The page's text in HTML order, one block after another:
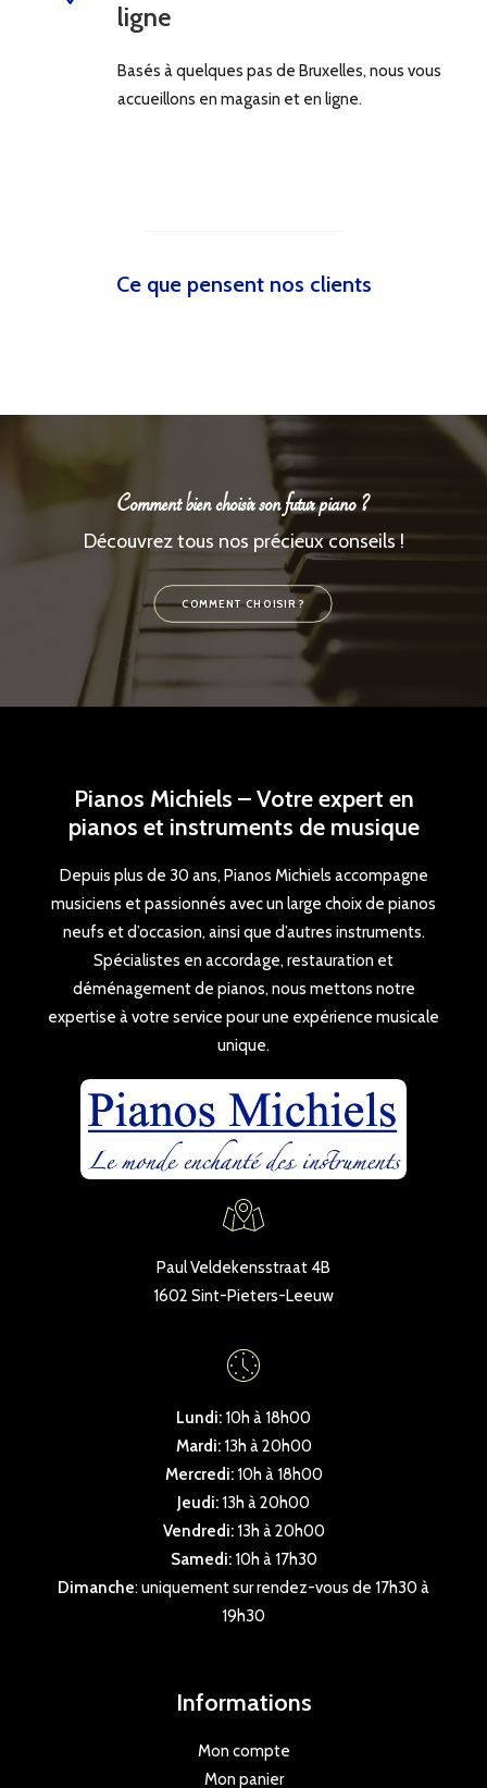
ligne
Basés à quelques pas de Bruxelles, nous vous
accueillons en magasin et en ligne.
Ce que pensent nos clients
Comment bien choisir son futur piano ?
Découvrez tous nos précieux conseils !
COMMENT CHOISIR ?
Pianos Michiels – Votre expert en
pianos et instruments de musique
Depuis plus de 30 ans, Pianos Michiels accompagne
musiciens et passionnés avec un large choix de pianos
neufs et d’occasion, ainsi que d’autres instruments.
Spécialistes en accordage, restauration et
déménagement de pianos, nous mettons notre
expertise à votre service pour une expérience musicale
unique.
Paul Veldekensstraat 4B
1602 Sint-Pieters-Leeuw
Lundi: 10h à 18h00
Mardi:13h à 20h00
Mercredi:10h à 18h00
Jeudi: 13h à 20h00
Vendredi:13h à 20h00
Samedi:10h à 17h30
Dimanche: uniquement sur rendez-vous de 17h30 à
19h30
Informations
Mon compte
Mon panier